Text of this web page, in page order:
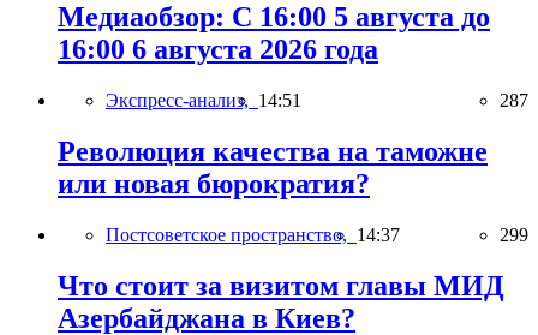
Медиаобзор: С 16:00 5 августа до
16:00 6 августа 2026 года
Экспресс-анализ, 14:51 287
Революция качества на таможне
или новая бюрократия?
Постсоветское пространство, 14:37 299
Что стоит за визитом главы МИД
Азербайджана в Киев?